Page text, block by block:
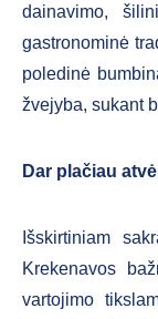
dainavimo,
gastronominė
poledinė
žvejyba, sukant
Dar plačiau
Išskirtiniam
Krekenavos
vartojimo